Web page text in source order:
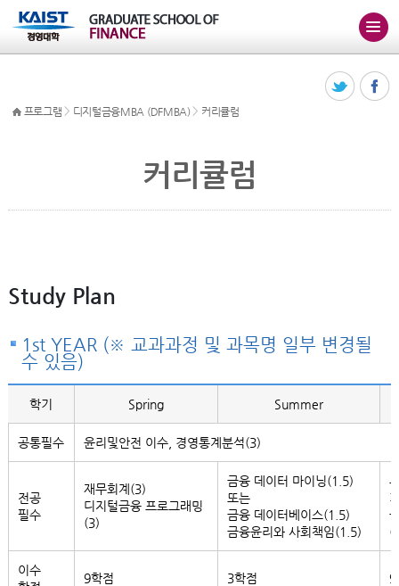
프로그램 > 디지털금융MBA (DFMBA)> 커리큘럼
커리큘럼
Study Plan
1st YEAR (※ 교과과정 및 과목명 일부 변경될
수 있음)
학기 Spring Summer
공통필수 윤리및안전 이수, 경영통계분석(3)
전공
필수
재무회계(3)
디지털금융 프로그래밍
(3)
금융 데이터 마이닝(1.5)
또는
금융 데이터베이스(1.5)
금융윤리와 사회책임(1.5)
이수
9학점 3학점 9